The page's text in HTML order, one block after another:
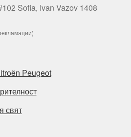
Sofia, Ivan Vazov 1408
Peugeot
свят